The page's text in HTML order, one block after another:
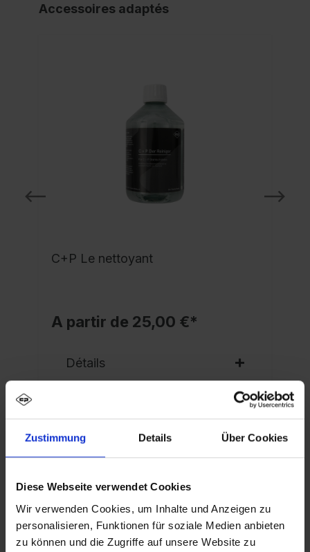
Zustimmung Details Über Cookies
Diese Webseite verwendet Cookies
Wir verwenden Cookies, um Inhalte und Anzeigen zu
personalisieren, Funktionen für soziale Medien anbieten
zu können und die Zugriffe auf unsere Website zu
Accessoires adaptés
C+P Le nettoyant
A partir de 25,00 €*
Détails
Description
Vestiaire noir et blanc PSA Evolo PLUS, 2
Compartiments pour 1 personne, pour le
rangement séparé des vêtements privés et pr…